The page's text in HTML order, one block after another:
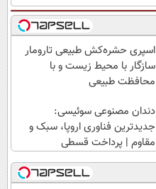
اسپری حشره‌کش طبیعی تارومار
سازگار با محیط زیست و با
محافظت طبیعی
دندان مصنوعی سوئیسی:
جدیدترین فناوری اروپا، سبک و
مقاوم | پرداخت قسطی